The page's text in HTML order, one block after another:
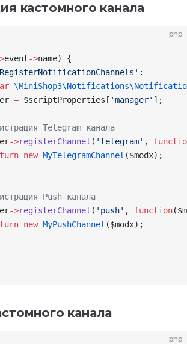
кастомного канала
php
event->name) {
:
\MiniShop3\Notifications\
= $scriptProperties [ 'manager' ];
Telegram канала
->registerChannel ( 'telegram' ,
new MyTelegramChannel ($modx);
Push канала
->registerChannel ( 'push' , function(
new MyPushChannel ($modx);
канала
php